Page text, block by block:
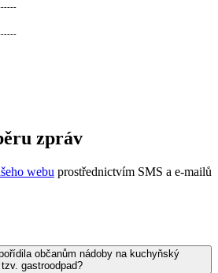
zpráv
webu prostřednictvím SMS a e-mailů
občanům nádoby na kuchyňský
tzv. gastroodpad?